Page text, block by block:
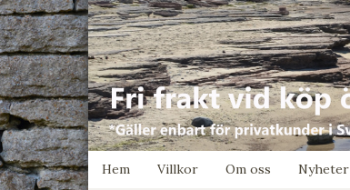
Hem
Villkor Om oss Nyheter